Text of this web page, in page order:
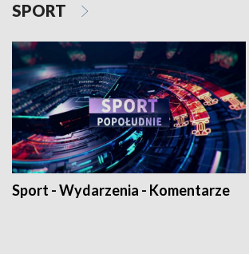
SPORT
Sport - Wydarzenia - Komentarze